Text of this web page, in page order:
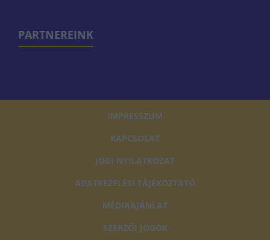
PARTNEREINK
IMPRESSZUM
KAPCSOLAT
JOGI NYILATKOZAT
ADATKEZELÉSI TÁJÉKOZTATÓ
MÉDIAAJÁNLAT
SZERZŐI JOGOK